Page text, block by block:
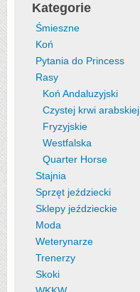
Kategorie
Śmieszne
Koń
Pytania do Princess
Rasy
Koń Andaluzyjski
Czystej krwi arabskiej
Fryzyjskie
Westfalska
Quarter Horse
Stajnia
Sprzęt jeździecki
Sklepy jeździeckie
Moda
Weterynarze
Trenerzy
Skoki